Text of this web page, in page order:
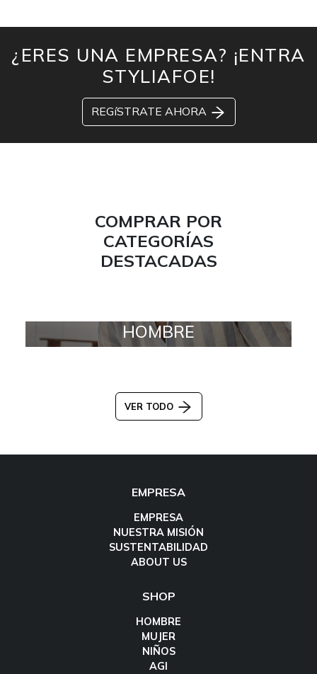
¿ERES UNA EMPRESA? ¡ENTRA
STYLIAFOE!
REGíSTRATE AHORA
COMPRAR POR
CATEGORÍAS
DESTACADAS
HOMBRE
VER TODO
EMPRESA
EMPRESA
NUESTRA MISIÓN
SUSTENTABILIDAD
ABOUT US
SHOP
HOMBRE
MUJER
NIÑOS
AGI